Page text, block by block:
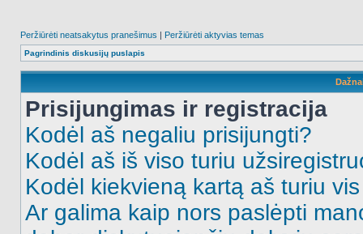
Peržiūrėti neatsakytus pranešimus | Peržiūrėti aktyvias temas
Pagrindinis diskusijų puslapis
Prisijungimas ir registracija
Kodėl aš negaliu prisijungti?
Kodėl aš iš viso turiu
Kodėl kiekvieną kartą aš turiu
Ar galima kaip nors paslėpti